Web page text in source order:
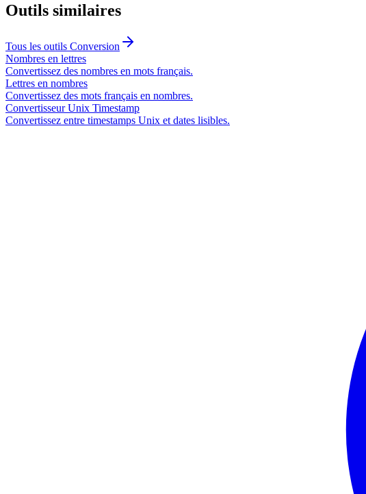
Outils similaires
Tous les outils Conversion
Nombres en lettres
Convertissez des nombres en mots français.
Lettres en nombres
Convertissez des mots français en nombres.
Convertisseur Unix Timestamp
Convertissez entre timestamps Unix et dates lisibles.